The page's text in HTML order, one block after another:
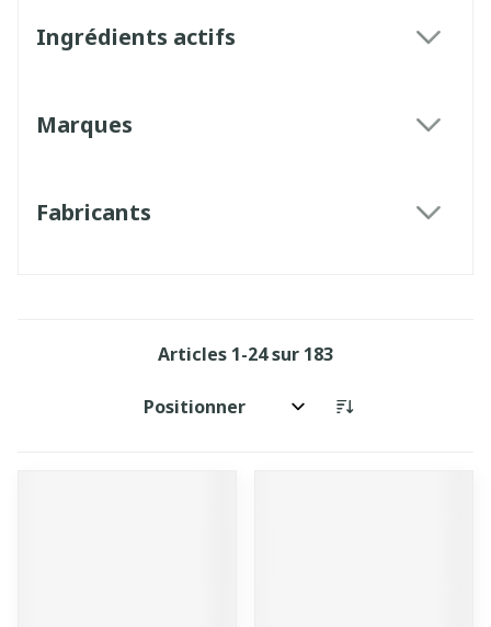
Ingrédients actifs
Marques
Fabricants
Articles 1-24sur 183
Trier par: